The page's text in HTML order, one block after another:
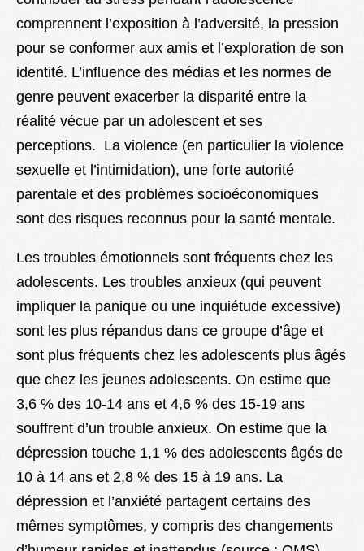
comprennent l’exposition à l’adversité, la pression
pour se conformer aux amis et l’exploration de son
identité. L’influence des médias et les normes de
genre peuvent exacerber la disparité entre la
réalité vécue par un adolescent et ses
perceptions. La violence (en particulier la violence
sexuelle et l’intimidation), une forte autorité
parentale et des problèmes socioéconomiques
sont des risques reconnus pour la santé mentale.
Les troubles émotionnels sont fréquents chez les
adolescents. Les troubles anxieux (qui peuvent
impliquer la panique ou une inquiétude excessive)
sont les plus répandus dans ce groupe d’âge et
sont plus fréquents chez les adolescents plus âgés
que chez les jeunes adolescents. On estime que
3,6 % des 10-14 ans et 4,6 % des 15-19 ans
souffrent d’un trouble anxieux. On estime que la
dépression touche 1,1 % des adolescents âgés de
10 à 14 ans et 2,8 % des 15 à 19 ans. La
dépression et l’anxiété partagent certains des
mêmes symptômes, y compris des changements